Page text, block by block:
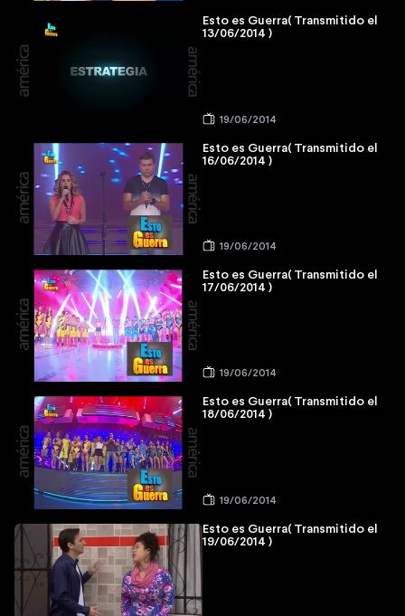
Esto es Guerra( Transmitido el
13/06/2014 )
19/06/2014
Esto es Guerra( Transmitido el
16/06/2014 )
19/06/2014
Esto es Guerra( Transmitido el
17/06/2014 )
19/06/2014
Esto es Guerra( Transmitido el
18/06/2014 )
19/06/2014
Esto es Guerra( Transmitido el
19/06/2014 )